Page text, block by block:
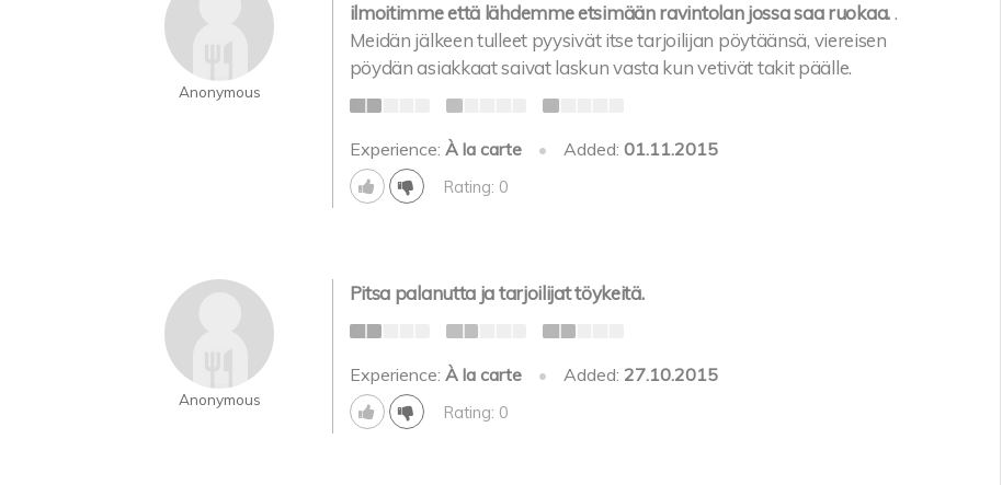
Anonymous
ilmoitimme että lähdemme etsimään ravintolan jossa saa ruokaa..
Meidän jälkeen tulleet pyysivät itse tarjoilijan pöytäänsä, viereisen
pöydän asiakkaat saivat laskun vasta kun vetivät takit päälle.
Experience: À la carte • Added: 01.11.2015
Rating: 0
Anonymous
Pitsa palanutta ja tarjoilijat töykeitä.
Experience: À la carte • Added: 27.10.2015
Rating: 0